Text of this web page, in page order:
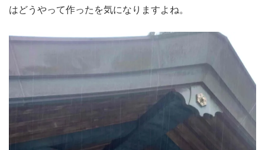
はどうやって作ったを気になりますよね。